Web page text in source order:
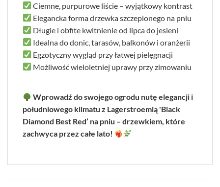
Ciemne, purpurowe liście – wyjątkowy kontrast
Elegancka forma drzewka szczepionego na pniu
Długie i obfite kwitnienie od lipca do jesieni
Idealna do donic, tarasów, balkonów i oranżerii
Egzotyczny wygląd przy łatwej pielęgnacji
Możliwość wieloletniej uprawy przy zimowaniu
Wprowadź do swojego ogrodu nutę elegancji i
południowego klimatu z Lagerstroemią 'Black
Diamond Best Red’ na pniu – drzewkiem, które
zachwyca przez całe lato!